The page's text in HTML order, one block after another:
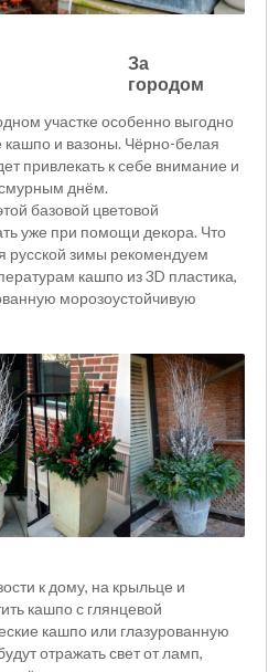
За
городом
участке особенно выгодно
кашпо и вазоны. Чёрно-белая
привлекать к себе внимание и
днём.
базовой цветовой
уже при помощи декора. Что
русской зимы рекомендуем
кашпо из 3D пластика,
морозоустойчивую
к дому, на крыльце и
кашпо с глянцевой
кашпо или глазурованную
отражать свет от ламп,